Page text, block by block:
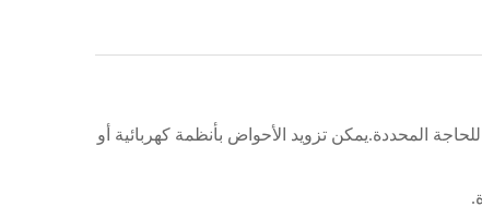
المحددة.يمكن تزويد الأحواض بأنظمة كهربائية أو